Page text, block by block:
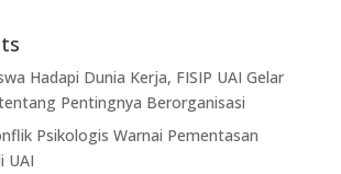
Hadapi Dunia Kerja, FISIP UAI Gelar
Pentingnya Berorganisasi
Psikologis Warnai Pementasan
UAI